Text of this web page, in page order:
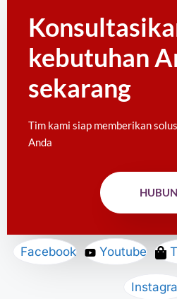
kebutuhan
sekarang
Tim kami siap memberikan
Anda
Facebook Youtube